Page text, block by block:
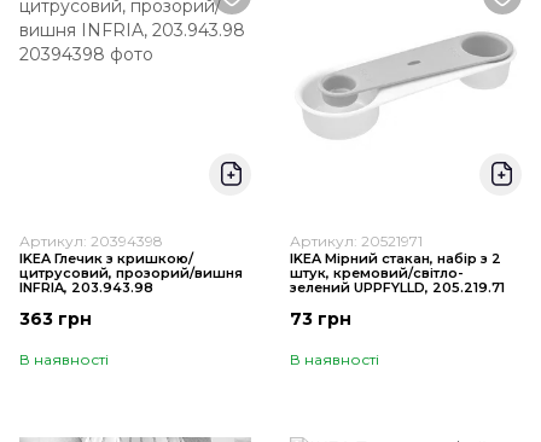
Артикул: 20394398
IKEA Глечик з кришкою/
цитрусовий, прозорий/вишня
INFRIA, 203.943.98
363 грн
В наявності
Артикул: 20521971
IKEA Мірний стакан, набір з 2
штук, кремовий/світло-
зелений UPPFYLLD, 205.219.71
73 грн
В наявності